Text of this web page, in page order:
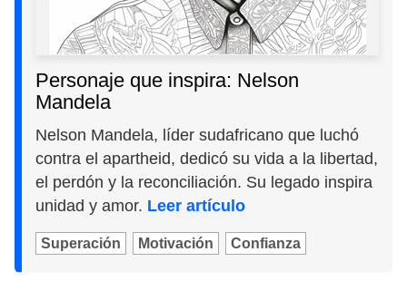
Personaje que inspira: Nelson
Mandela
Nelson Mandela, líder sudafricano que luchó
contra el apartheid, dedicó su vida a la libertad,
el perdón y la reconciliación. Su legado inspira
unidad y amor. Leer artículo
Superación Motivación Confianza